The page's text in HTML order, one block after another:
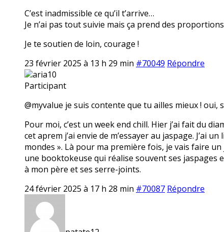
C’est inadmissible ce qu’il t’arrive…
Je n’ai pas tout suivie mais ça prend des
Je te soutien de loin, courage !
23 février 2025 à 13 h 29 min #70049 Répondre
aria10
Participant
@myvalue je suis contente que tu ailles mieux ! oui,
Pour moi, c’est un week end chill. Hier j’ai fait du
cet aprem j’ai envie de m’essayer au jaspage. J’ai
mondes ». Là pour ma première fois, je vais faire
une booktokeuse qui réalise souvent ses jaspages
à mon père et ses serre-joints.
24 février 2025 à 17 h 28 min #70087 Répondre